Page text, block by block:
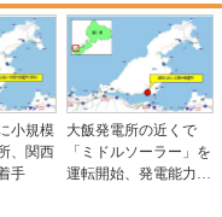
小規模
、関西
手
大飯発電所の近くで
「ミドルソーラー」を
運転開始、発電能力は